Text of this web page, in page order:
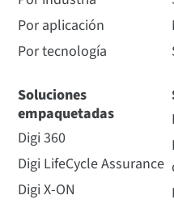
Por aplicación
Por tecnología
Soluciones
empaquetadas
Digi 360
Digi LifeCycle Assurance
Digi X-ON